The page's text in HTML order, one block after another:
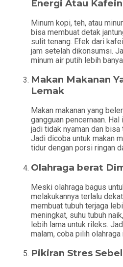
Energi Atau Kafein
Minum kopi, teh, atau
bisa membuat detak
sulit tenang. Efek dari
jam setelah dikonsumsi.
minum air putih lebih
Makan Makanan
Lemak
Makan makanan yang
gangguan pencernaan.
jadi tidak nyaman dan bisa
Jadi dicoba untuk makan
tidur dengan porsi ringan
Olahraga berat
Meski olahraga bagus
melakukannya terlalu
membuat tubuh terjaga
meningkat, suhu tubuh
lebih lama untuk rileks.
malam, coba pilih
Pikiran Stres